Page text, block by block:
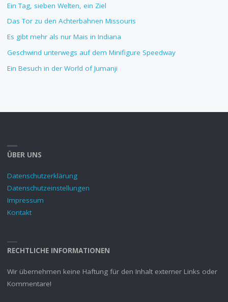
Ein Tag, sieben Welten, ein Ziel
Das Tor zu den Achterbahnen Missouris
Es gibt mehr als nur Mais in Indiana
Geschwind unterwegs auf dem Minifigure Speedway
Ein Besuch in der World of Jumanji
ÜBER UNS
Datenschutzerklärung
Datenschutzeinstellungen
Impressum
Kontakt
RECHTLICHE INFORMATIONEN
Wir übernehmen keine Haftung für den Inhalt externer Links oder
Kommentare!